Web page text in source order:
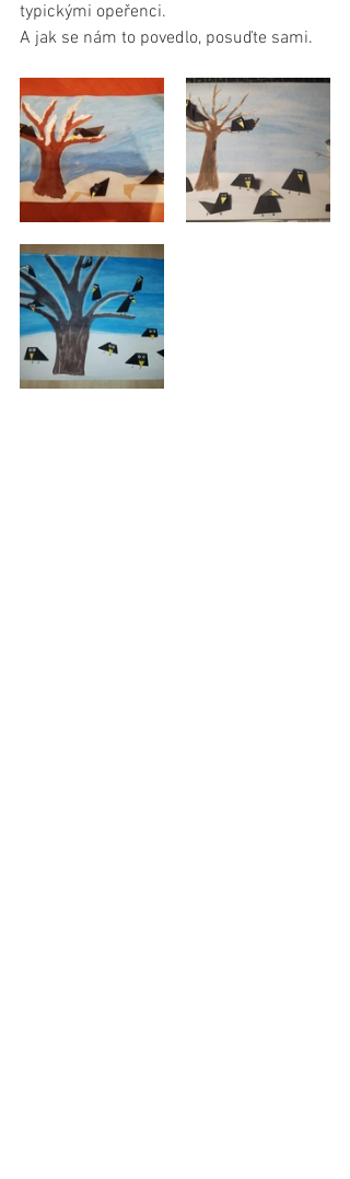
typickými opeřenci.
A jak se nám to povedlo, posuďte sami.